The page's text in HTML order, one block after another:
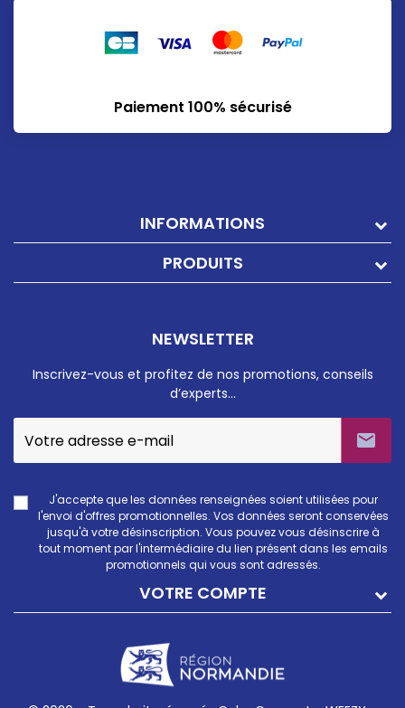
Paiement 100% sécurisé
INFORMATIONS
PRODUITS
NEWSLETTER
Inscrivez-vous et profitez de nos promotions, conseils
d’experts…

J'accepte que les données renseignées soient utilisées pour
l'envoi d'offres promotionnelles. Vos données seront conservées
jusqu'à votre désinscription. Vous pouvez vous désinscrire à
tout moment par l'intermédiaire du lien présent dans les emails
promotionnels qui vous sont adressés.
VOTRE COMPTE